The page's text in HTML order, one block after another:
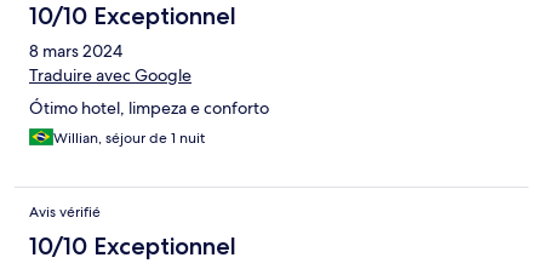
10/10 Exceptionnel
8 mars 2024
Traduire avec Google
Ótimo hotel, limpeza e conforto
Willian, séjour de 1 nuit
Avis vérifié
10/10 Exceptionnel